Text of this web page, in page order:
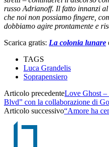
russo Adrianoff. Il fatto innanzi
che noi non possiamo fingere,
dobbiamo agire prontamente e
Scarica gratis: La colonia lunare
TAGS
Luca Grandelis
Soprapensiero
Articolo precedenteLove Ghost
Blvd” con la collaborazione di
Articolo successivo“Amore ha